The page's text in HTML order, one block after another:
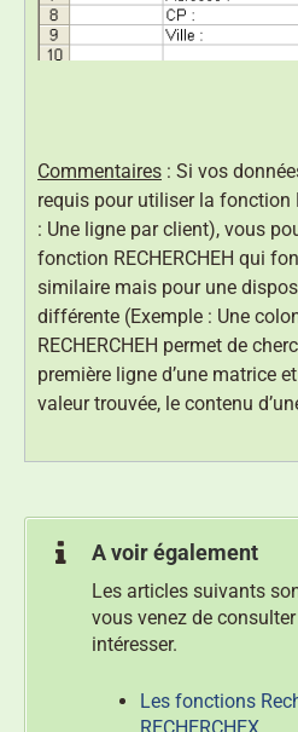
Commentaires : Si vos
requis pour utiliser la fonction
: Une ligne par client), vous
fonction RECHERCHEH qui
similaire mais pour une
différente (Exemple : Une
RECHERCHEH permet de
première ligne d’une matrice
valeur trouvée, le contenu
A voir également
Les articles suivants
vous venez de
intéresser.
Les fonctions
RECHERCHEX